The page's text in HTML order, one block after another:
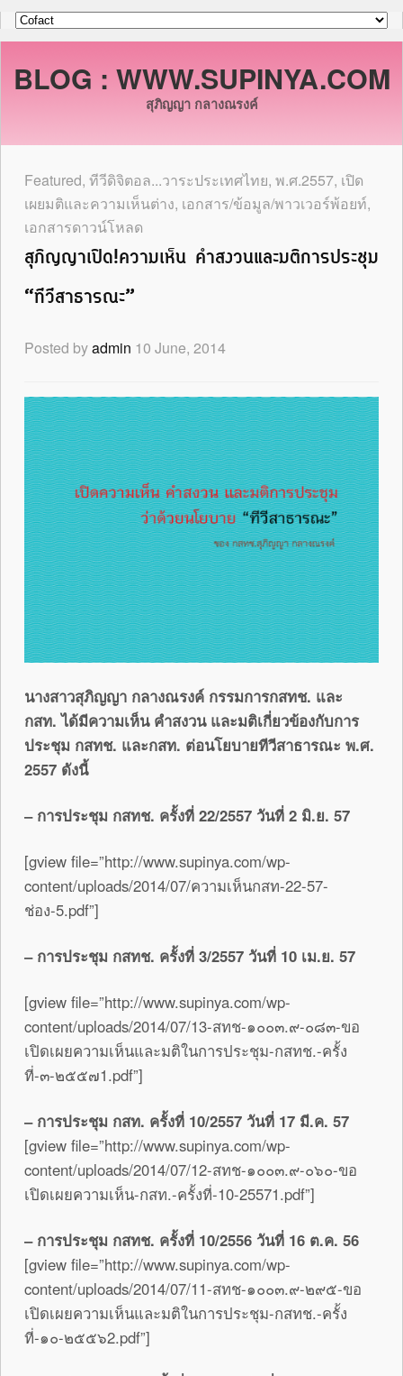
BLOG : WWW.SUPINYA.COM
สุภิญญา กลางณรงค์
Featured, ทีวีดิจิตอล...วาระประเทศไทย, พ.ศ.2557, เปิด
เผยมติและความเห็นต่าง, เอกสาร/ข้อมูล/พาวเวอร์พ้อยท์,
เอกสารดาวน์โหลด
สุภิญญาเปิด!ความเห็น คำสงวนและมติการประชุม
“ทีวีสาธารณะ”
Posted byadmin 10 June, 2014
นางสาวสุภิญญา กลางณรงค์ กรรมการกสทช. และ
กสท. ได้มีความเห็น คำสงวน และมติเกี่ยวข้องกับการ
ประชุม กสทช. และกสท. ต่อนโยบายทีวีสาธารณะ พ.ศ.
2557 ดังนี้
– การประชุม กสทช. ครั้งที่ 22/2557 วันที่ 2 มิ.ย. 57
[gview file=”http://www.supinya.com/wp-
content/uploads/2014/07/ความเห็นกสท-22-57-
ช่อง-5.pdf”]
– การประชุม กสทช. ครั้งที่ 3/2557 วันที่ 10 เม.ย. 57
[gview file=”http://www.supinya.com/wp-
content/uploads/2014/07/13-สทช-๑๐๐๓.๙-๐๘๓-ขอ
เปิดเผยความเห็นและมติในการประชุม-กสทช.-ครั้ง
ที่-๓-๒๕๕๗1.pdf”]
– การประชุม กสท. ครั้งที่ 10/2557 วันที่ 17 มี.ค. 57
[gview file=”http://www.supinya.com/wp-
content/uploads/2014/07/12-สทช-๑๐๐๓.๙-๐๖๐-ขอ
เปิดเผยความเห็น-กสท.-ครั้งที่-10-25571.pdf”]
– การประชุม กสทช. ครั้งที่ 10/2556 วันที่ 16 ต.ค. 56
[gview file=”http://www.supinya.com/wp-
content/uploads/2014/07/11-สทช-๑๐๐๓.๙-๒๙๕-ขอ
เปิดเผยความเห็นและมติในการประชุม-กสทช.-ครั้ง
ที่-๑๐-๒๕๕๖2.pdf”]